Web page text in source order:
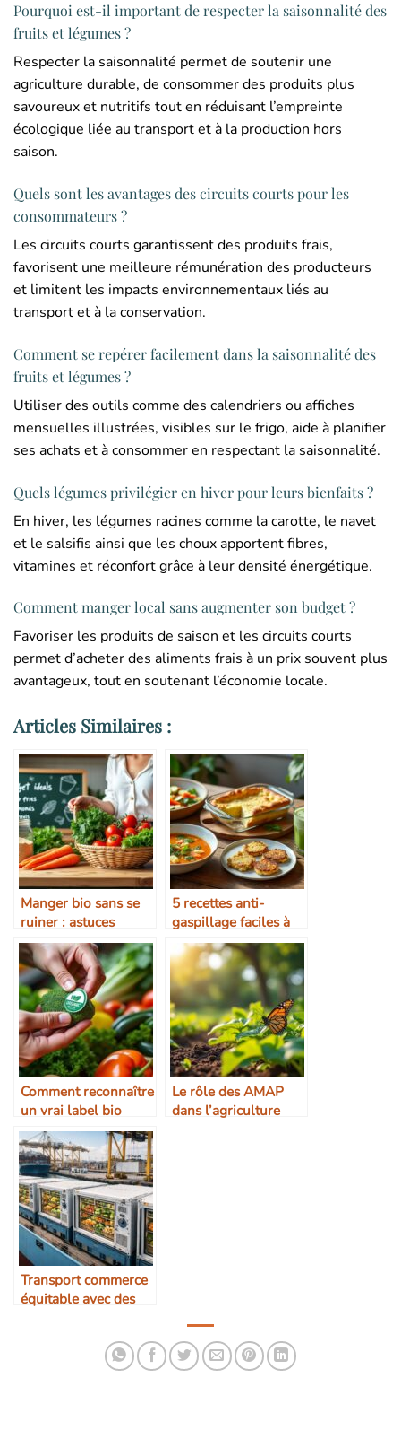
Pourquoi est-il important de respecter la saisonnalité des
fruits et légumes ?
Respecter la saisonnalité permet de soutenir une
agriculture durable, de consommer des produits plus
savoureux et nutritifs tout en réduisant l’empreinte
écologique liée au transport et à la production hors
saison.
Quels sont les avantages des circuits courts pour les
consommateurs ?
Les circuits courts garantissent des produits frais,
favorisent une meilleure rémunération des producteurs
et limitent les impacts environnementaux liés au
transport et à la conservation.
Comment se repérer facilement dans la saisonnalité des
fruits et légumes ?
Utiliser des outils comme des calendriers ou affiches
mensuelles illustrées, visibles sur le frigo, aide à planifier
ses achats et à consommer en respectant la saisonnalité.
Quels légumes privilégier en hiver pour leurs bienfaits ?
En hiver, les légumes racines comme la carotte, le navet
et le salsifis ainsi que les choux apportent fibres,
vitamines et réconfort grâce à leur densité énergétique.
Comment manger local sans augmenter son budget ?
Favoriser les produits de saison et les circuits courts
permet d’acheter des aliments frais à un prix souvent plus
avantageux, tout en soutenant l’économie locale.
Articles Similaires :
Manger bio sans se
ruiner : astuces
pratiques
5 recettes anti-
gaspillage faciles à
réaliser
Comment reconnaître
un vrai label bio
Le rôle des AMAP
dans l’agriculture
Transport commerce
équitable avec des
bio et certifiés